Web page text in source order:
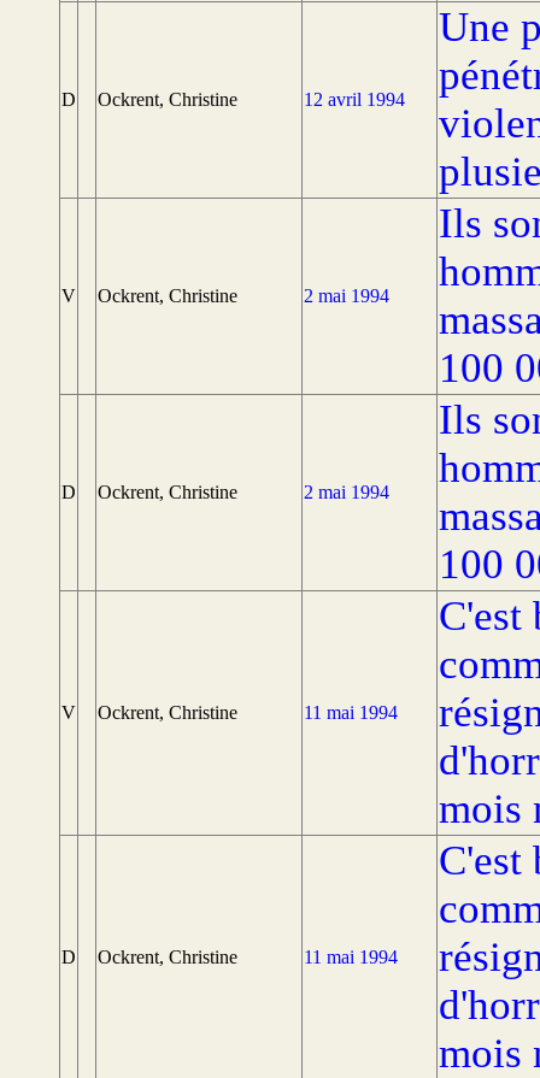
D Ockrent, Christine 12 avril 1994
Une
V Ockrent, Christine 2 mai 1994
Ils
100
D Ockrent, Christine 2 mai 1994
Ils
100
V Ockrent, Christine 11 mai 1994
C'est
mois
D Ockrent, Christine 11 mai 1994
C'est
mois